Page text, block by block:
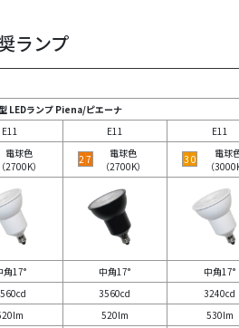
ランプ
LEDランプ Piena/ピエーナ
E11
電球色
（2700K）
角17°
E11
27
電球色
（2700K）
中角17°
3560cd
520lm
E11
3 0
電球
（
中角17°
3240cd
530lm